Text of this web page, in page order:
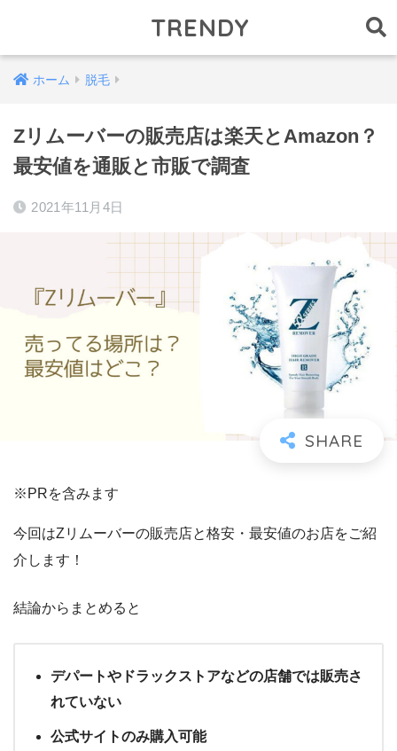
TRENDY
ホーム 脱毛
Zリムーバーの販売店は楽天とAmazon？
最安値を通販と市販で調査
2021年11月4日
※PRを含みます
今回はZリムーバーの販売店と格安・最安値のお店をご紹
介します！
結論からまとめると
デパートやドラックストアなどの店舗では販売さ
れていない
公式サイトのみ購入可能